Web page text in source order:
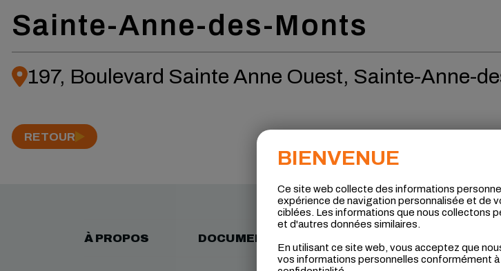
Consultation
Conception
Construction
Pumptrack en
Sainte-Anne-des-Monts
197, Boulevard Sainte Anne Ouest, Sainte-Anne-
RETOUR
À PROPOS DOCUMENTS
BIENVENUE
Ce site web collecte des informations
expérience de navigation personnalisée et de
ciblées. Les informations que nous collectons
et d'autres données similaires.
En utilisant ce site web, vous acceptez que
vos informations personnelles conformément